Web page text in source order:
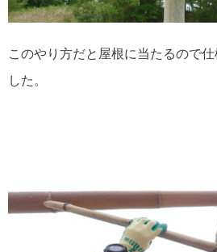
このやり方だと屋根に当たるので
した。